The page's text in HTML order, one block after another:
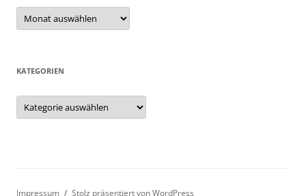
Archiv
KATEGORIEN
Kategorien
Impressum Stolz präsentiert von WordPress